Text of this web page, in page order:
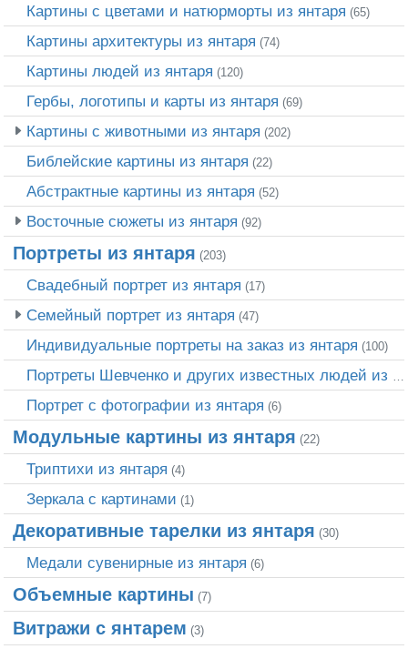
Картины с цветами и натюрморты из янтаря (65)
Картины архитектуры из янтаря (74)
Картины людей из янтаря (120)
Гербы, логотипы и карты из янтаря (69)
Картины с животными из янтаря (202)
Библейские картины из янтаря (22)
Абстрактные картины из янтаря (52)
Восточные сюжеты из янтаря (92)
Портреты из янтаря (203)
Свадебный портрет из янтаря (17)
Семейный портрет из янтаря (47)
Индивидуальные портреты на заказ из янтаря (100)
Портрет c фотографии из янтаря (6)
Модульные картины из янтаря (22)
Триптихи из янтаря (4)
Зеркала с картинами (1)
Декоративные тарелки из янтаря (30)
Медали сувенирные из янтаря (6)
Объемные картины (7)
Витражи с янтарем (3)